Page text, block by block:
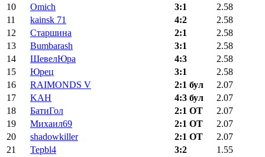
10
Omich 3:1
2.58
11
kainsk 71 4:2
2.58
12
Старшина 2:1
2.58
13
Bumbarash 3:1
2.58
14
ШевелЮра 4:3
2.58
15
Юрец 3:1
2.58
16
RAIMONDS V 2:1 бул
2.07
17
KAH 4:3 бул
2.07
18
БатиГол 2:1 ОТ
2.07
19
Михаил69 2:1 ОТ
2.07
20
shadowkiller 2:1 ОТ
2.07
21
Tepbl4 3:2
1.55